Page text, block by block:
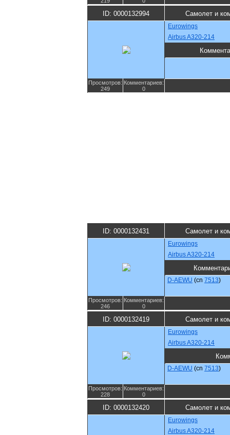
ID: 0000132994 Самолет и
Eurowings
Airbus A320-214
Просмотров:
249
Комментариев:
0
ID: 0000132431 Самолет и
Eurowings
Airbus A320-214
D-AEWU (cn 7513)
Просмотров:
246
Комментариев:
0
ID: 0000132419 Самолет и
Eurowings
Airbus A320-214
D-AEWU (cn 7513)
Просмотров:
228
Комментариев:
0
ID: 0000132420 Самолет и
Eurowings
Airbus A320-214